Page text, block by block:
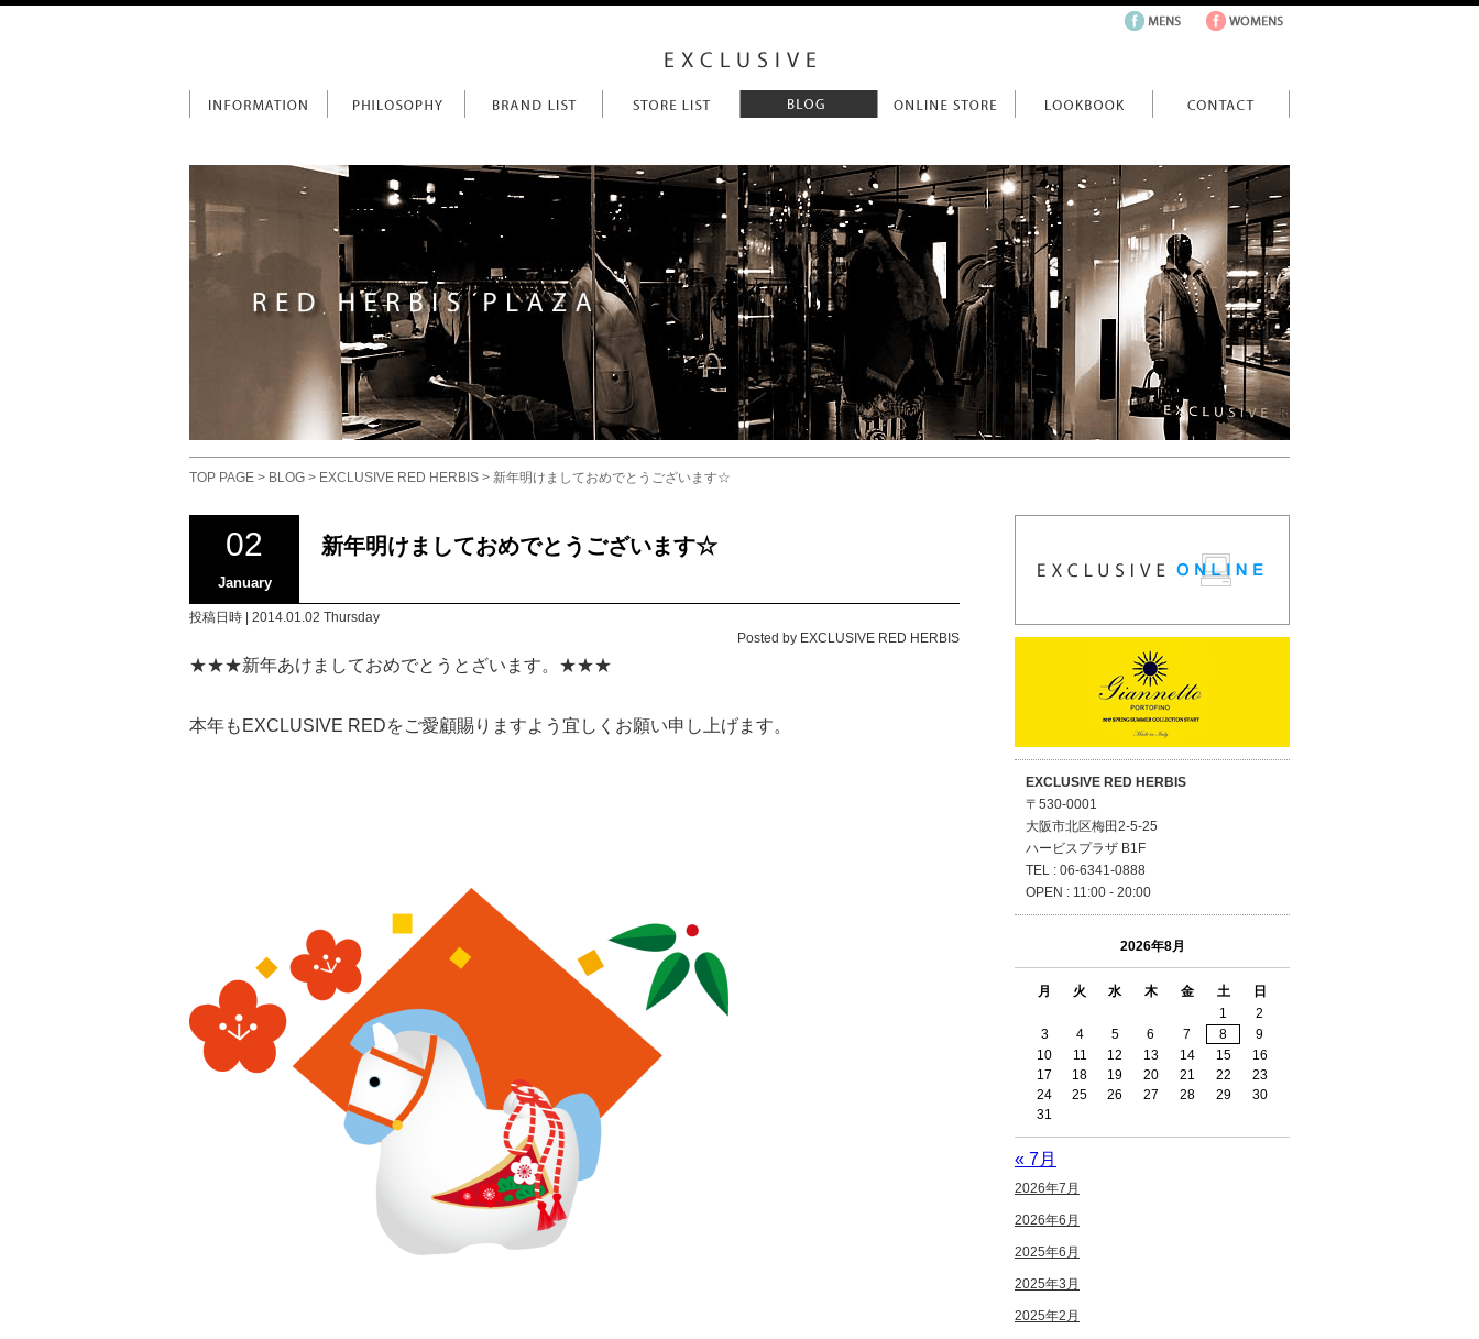
TOP PAGE > BLOG > EXCLUSIVE RED HERBIS > 新年明けましておめでとうございます☆
02
January
新年明けましておめでとうございます☆
投稿日時 | 2014.01.02 Thursday
Posted by EXCLUSIVE RED HERBIS
★★★新年あけましておめでとうとざいます。★★★
本年もEXCLUSIVE REDをご愛顧賜りますよう宜しくお願い申し上げます。
EXCLUSIVE RED HERBIS
〒530-0001
大阪市北区梅田2-5-25
ハービスプラザ B1F
TEL : 06-6341-0888
OPEN : 11:00 - 20:00
2026年8月
月 火 水 木 金 土
日
1
2
3
4 5 6 7 8
9
10
11 12 13 14 15
16
17
18 19 20 21 22
23
24
25 26 27 28 29
30
31
« 7月
2026年7月
2026年6月
2025年6月
2025年3月
2025年2月